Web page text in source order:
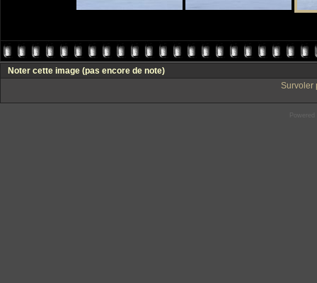
Noter cette image (pas encore de note)
Survoler